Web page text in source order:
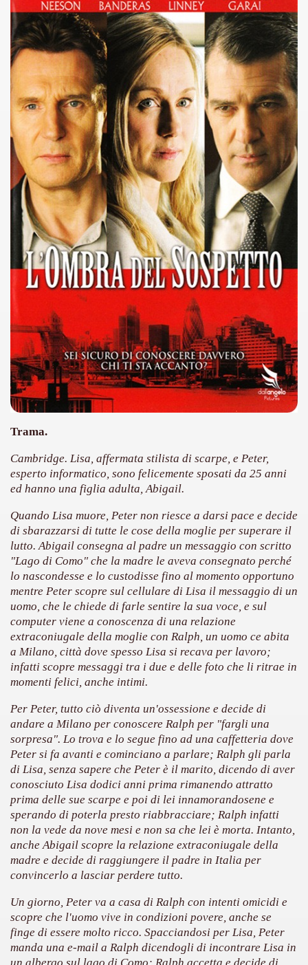
Trama.
Cambridge. Lisa, affermata stilista di scarpe, e Peter,
esperto informatico, sono felicemente sposati da 25 anni
ed hanno una figlia adulta, Abigail.
Quando Lisa muore, Peter non riesce a darsi pace e decide
di sbarazzarsi di tutte le cose della moglie per superare il
lutto. Abigail consegna al padre un messaggio con scritto
"Lago di Como" che la madre le aveva consegnato perché
lo nascondesse e lo custodisse fino al momento opportuno
mentre Peter scopre sul cellulare di Lisa il messaggio di un
uomo, che le chiede di farle sentire la sua voce, e sul
computer viene a conoscenza di una relazione
extraconiugale della moglie con Ralph, un uomo ce abita
a Milano, città dove spesso Lisa si recava per lavoro;
infatti scopre messaggi tra i due e delle foto che li ritrae in
momenti felici, anche intimi.
Per Peter, tutto ciò diventa un'ossessione e decide di
andare a Milano per conoscere Ralph per "fargli una
sorpresa". Lo trova e lo segue fino ad una caffetteria dove
Peter si fa avanti e cominciano a parlare; Ralph gli parla
di Lisa, senza sapere che Peter è il marito, dicendo di aver
conosciuto Lisa dodici anni prima rimanendo attratto
prima delle sue scarpe e poi di lei innamorandosene e
sperando di poterla presto riabbracciare; Ralph infatti
non la vede da nove mesi e non sa che lei è morta. Intanto,
anche Abigail scopre la relazione extraconiugale della
madre e decide di raggiungere il padre in Italia per
convincerlo a lasciar perdere tutto.
Un giorno, Peter va a casa di Ralph con intenti omicidi e
scopre che l'uomo vive in condizioni povere, anche se
finge di essere molto ricco. Spacciandosi per Lisa, Peter
manda una e-mail a Ralph dicendogli di incontrare Lisa in
di quella che dovrebbe essere la quadrilogia di Carlos
lingue, le sue opere hanno conquistato milioni di
di vendite, Il cacciatore di aquiloni.
di Jeffery Deaver dedicato al criminologo tetraplegico
atipico, un viaggio interiore di Isabel Allende
di maggior successo al mondo.
psicopatico assoldato dal potere per poter incastrare
risiede quasi esclusivamente nella sua enorme
Se Ti Piacciono nel mese di Maggio 2013.
minacce e la vita sotto scorta.
e nel sogno di dominio della camorra.
40 milioni di insetti appositamente allevati.
nella cultura contemporanea.
Dark Secret – Rhapsody of Fire.
Se Ti Piacciono nel mese di Luglio 2013.
e suspense a cui fa da sfondo il retroscena della
Se Ti Piacciono nel mese di Settembre 2013.
Se Ti Piacciono nel mese di Dicembre 2013.
Scorsese
mondo migliore.
David Lynch
classico
un esempio di film noir moderno
troppo parziale.
è riuscito a tenere alto il proprio nome, è anche
nella storia del cinema